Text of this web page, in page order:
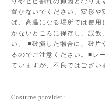
置かないでください。変形
ば、高温になる場所では使
かないところに保存し、誤飲
い。 ■破損した場合に、破片
るのでご注意ください。■レ
ていますが、不良ではござい
Costume provider: